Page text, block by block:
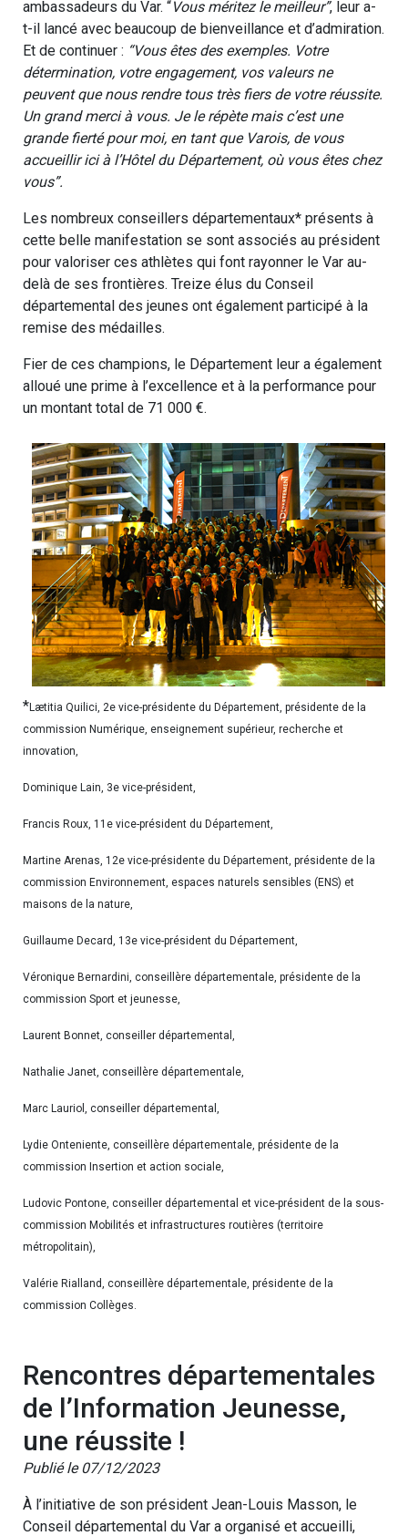
ambassadeurs du Var. “Vous méritez le meilleur”, leur a-
t-il lancé avec beaucoup de bienveillance et d’admiration.
Et de continuer : “Vous êtes des exemples. Votre
détermination, votre engagement, vos valeurs ne
peuvent que nous rendre tous très fiers de votre réussite.
Un grand merci à vous. Je le répète mais c’est une
grande fierté pour moi, en tant que Varois, de vous
accueillir ici à l’Hôtel du Département, où vous êtes chez
vous”.
Les nombreux conseillers départementaux* présents à
cette belle manifestation se sont associés au président
pour valoriser ces athlètes qui font rayonner le Var au-
delà de ses frontières. Treize élus du Conseil
départemental des jeunes ont également participé à la
remise des médailles.
Fier de ces champions, le Département leur a également
alloué une prime à l’excellence et à la performance pour
un montant total de 71 000 €.
*Lætitia Quilici, 2e vice-présidente du Département, présidente de la
commission Numérique, enseignement supérieur, recherche et
innovation,
Dominique Lain, 3e vice-président,
Francis Roux, 11e vice-président du Département,
Martine Arenas, 12e vice-présidente du Département, présidente de la
commission Environnement, espaces naturels sensibles (ENS) et
maisons de la nature,
Guillaume Decard, 13e vice-président du Département,
Véronique Bernardini, conseillère départementale, présidente de la
commission Sport et jeunesse,
Laurent Bonnet, conseiller départemental,
Nathalie Janet, conseillère départementale,
Marc Lauriol, conseiller départemental,
Lydie Onteniente, conseillère départementale, présidente de la
commission Insertion et action sociale,
Ludovic Pontone, conseiller départemental et vice-président de la sous-
commission Mobilités et infrastructures routières (territoire
métropolitain),
Valérie Rialland, conseillère départementale, présidente de la
commission Collèges.
Rencontres départementales
de l’Information Jeunesse,
une réussite !
Publié le 07/12/2023
À l’initiative de son président Jean-Louis Masson, le
Conseil départemental du Var a organisé et accueilli,